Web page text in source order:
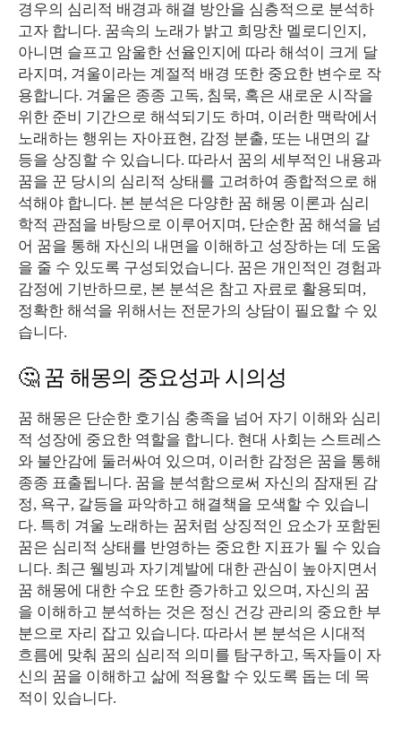
경우의 심리적 배경과 해결 방안을 심층적으로 분석하
고자 합니다. 꿈속의 노래가 밝고 희망찬 멜로디인지,
아니면 슬프고 암울한 선율인지에 따라 해석이 크게 달
라지며, 겨울이라는 계절적 배경 또한 중요한 변수로 작
용합니다. 겨울은 종종 고독, 침묵, 혹은 새로운 시작을
위한 준비 기간으로 해석되기도 하며, 이러한 맥락에서
노래하는 행위는 자아표현, 감정 분출, 또는 내면의 갈
등을 상징할 수 있습니다. 따라서 꿈의 세부적인 내용과
꿈을 꾼 당시의 심리적 상태를 고려하여 종합적으로 해
석해야 합니다. 본 분석은 다양한 꿈 해몽 이론과 심리
학적 관점을 바탕으로 이루어지며, 단순한 꿈 해석을 넘
어 꿈을 통해 자신의 내면을 이해하고 성장하는 데 도움
을 줄 수 있도록 구성되었습니다. 꿈은 개인적인 경험과
감정에 기반하므로, 본 분석은 참고 자료로 활용되며,
정확한 해석을 위해서는 전문가의 상담이 필요할 수 있
습니다.
🤔 꿈 해몽의 중요성과 시의성
꿈 해몽은 단순한 호기심 충족을 넘어 자기 이해와 심리
적 성장에 중요한 역할을 합니다. 현대 사회는 스트레스
와 불안감에 둘러싸여 있으며, 이러한 감정은 꿈을 통해
종종 표출됩니다. 꿈을 분석함으로써 자신의 잠재된 감
정, 욕구, 갈등을 파악하고 해결책을 모색할 수 있습니
다. 특히 겨울 노래하는 꿈처럼 상징적인 요소가 포함된
꿈은 심리적 상태를 반영하는 중요한 지표가 될 수 있습
니다. 최근 웰빙과 자기계발에 대한 관심이 높아지면서
꿈 해몽에 대한 수요 또한 증가하고 있으며, 자신의 꿈
을 이해하고 분석하는 것은 정신 건강 관리의 중요한 부
분으로 자리 잡고 있습니다. 따라서 본 분석은 시대적
흐름에 맞춰 꿈의 심리적 의미를 탐구하고, 독자들이 자
신의 꿈을 이해하고 삶에 적용할 수 있도록 돕는 데 목
적이 있습니다.